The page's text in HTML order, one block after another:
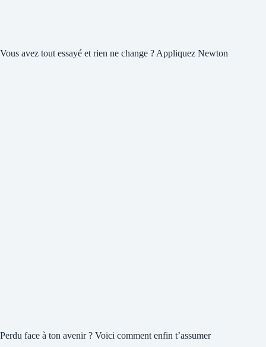
Vous avez tout essayé et rien ne change ? Appliquez Newton
Perdu face à ton avenir ? Voici comment enfin t’assumer